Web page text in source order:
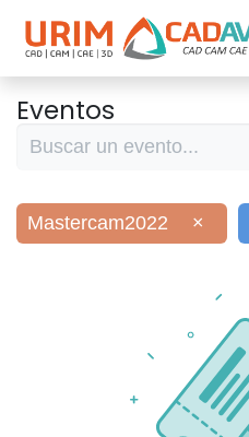
Eventos
Mastercam2022 ×